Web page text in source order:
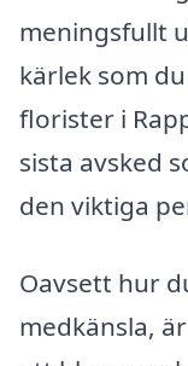
meningsfullt
kärlek som
florister i
sista avsked
den viktiga
Oavsett hur
medkänsla,